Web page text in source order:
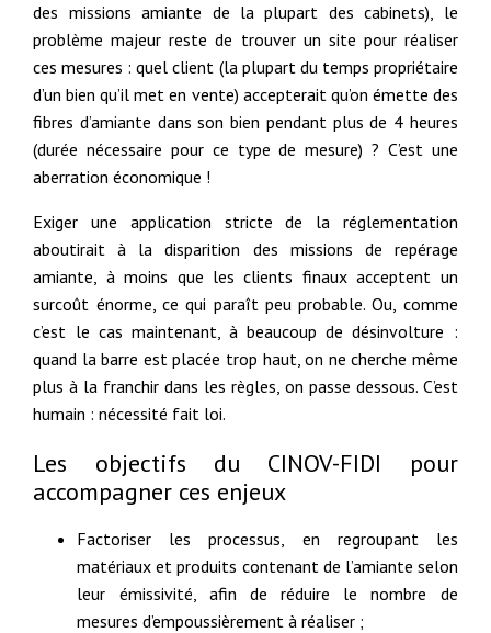
des missions amiante de la plupart des cabinets), le
problème majeur reste de trouver un site pour réaliser
ces mesures : quel client (la plupart du temps propriétaire
d’un bien qu’il met en vente) accepterait qu’on émette des
fibres d’amiante dans son bien pendant plus de 4 heures
(durée nécessaire pour ce type de mesure) ? C’est une
aberration économique !
Exiger une application stricte de la réglementation
aboutirait à la disparition des missions de repérage
amiante, à moins que les clients finaux acceptent un
surcoût énorme, ce qui paraît peu probable. Ou, comme
c’est le cas maintenant, à beaucoup de désinvolture :
quand la barre est placée trop haut, on ne cherche même
plus à la franchir dans les règles, on passe dessous. C’est
humain : nécessité fait loi.
Les objectifs du CINOV-FIDI pour
accompagner ces enjeux
Factoriser les processus, en regroupant les
matériaux et produits contenant de l’amiante selon
leur émissivité, afin de réduire le nombre de
mesures d’empoussièrement à réaliser ;